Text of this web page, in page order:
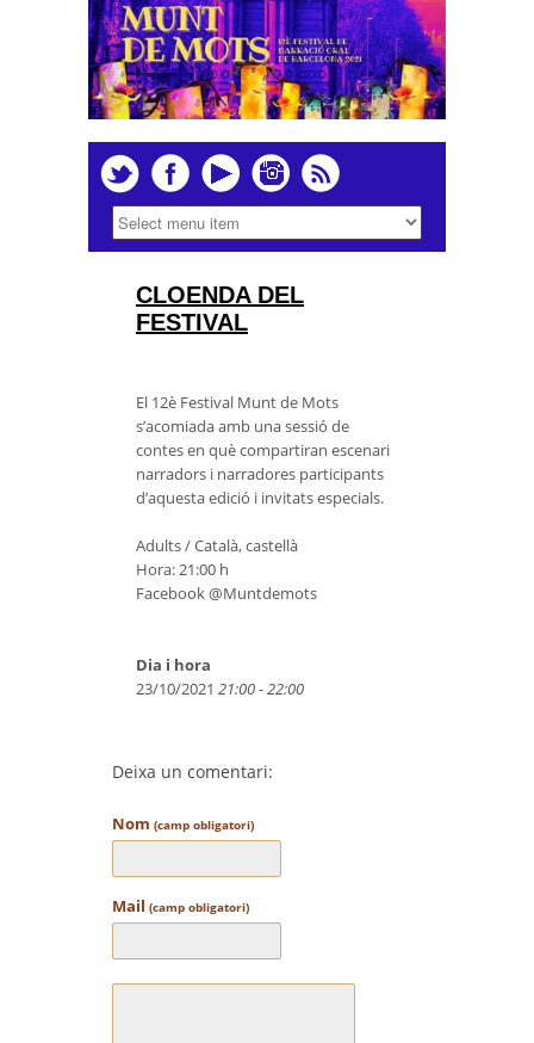
CLOENDA DEL
FESTIVAL
El 12è Festival Munt de Mots
s’acomiada amb una sessió de
contes en què compartiran escenari
narradors i narradores participants
d’aquesta edició i invitats especials.
Adults / Català, castellà
Hora: 21:00 h
Facebook @Muntdemots
Dia i hora
23/10/2021 21:00 - 22:00
Deixa un comentari:
Nom (camp obligatori)
Mail (camp obligatori)